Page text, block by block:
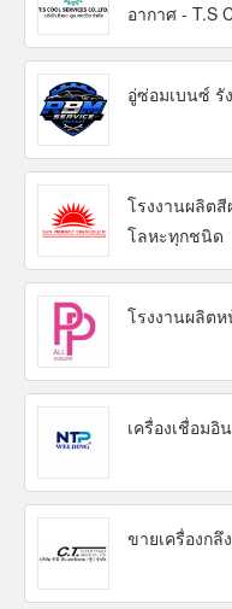
อากาศ - T.S
อู่ซ่อมเบนซ์ รั
โรงงานผลิตสี
โลหะทุกชนิด
โรงงานผลิต
เครื่องเชื่อมอิ
ขายเครื่องกลึ